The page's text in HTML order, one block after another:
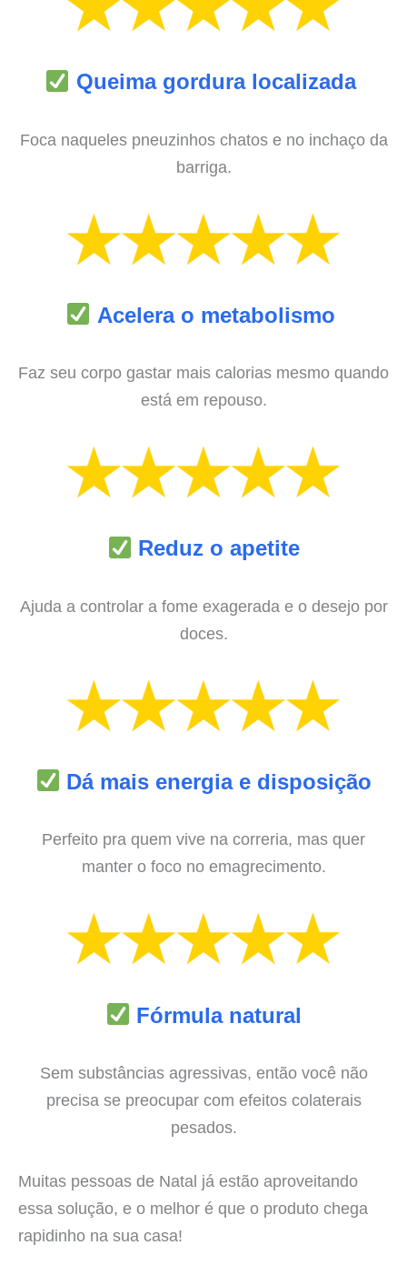
Queima gordura localizada
Foca naqueles pneuzinhos chatos e no inchaço da
barriga.
Acelera o metabolismo
Faz seu corpo gastar mais calorias mesmo quando
está em repouso.
Reduz o apetite
Ajuda a controlar a fome exagerada e o desejo por
doces.
Dá mais energia e disposição
Perfeito pra quem vive na correria, mas quer
manter o foco no emagrecimento.
Fórmula natural
Sem substâncias agressivas, então você não
precisa se preocupar com efeitos colaterais
pesados.
Muitas pessoas de Natal já estão aproveitando
essa solução, e o melhor é que o produto chega
rapidinho na sua casa!